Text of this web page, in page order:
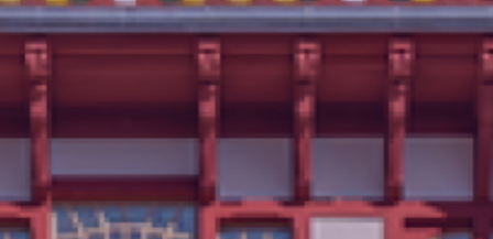
Unsere Events
Deine Spende für Volt!